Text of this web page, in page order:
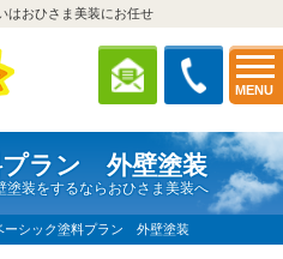
MENU
はおひさま美装にお任せ
プラン 外壁塗装
塗装をするならおひさま美装へ
ーシック塗料プラン 外壁塗装